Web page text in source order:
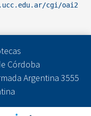
cgi/oai2
Córdoba
Argentina 3555